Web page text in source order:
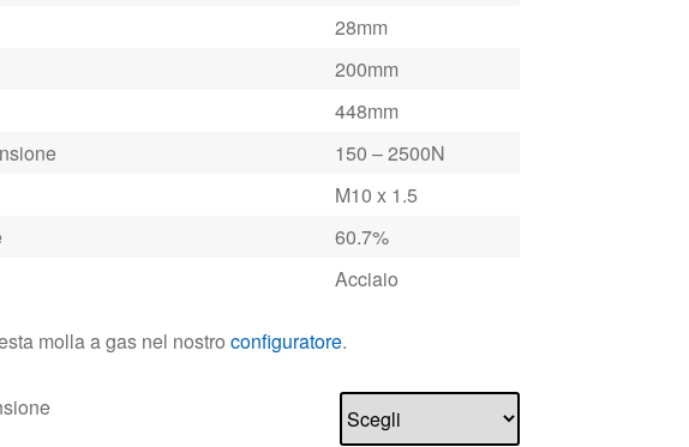
28mm
200mm
448mm
150 – 2500N
M10 x 1.5
60.7%
Acciaio
molla a gas nel nostro configuratore.